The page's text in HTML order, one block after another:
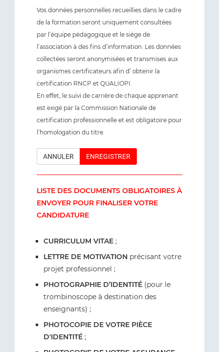
Vos données personnelles recueillies dans le cadre
de la formation seront uniquement consultées
par l’équipe pédagogique et le siège de
l’association à des fins d’information. Les données
collectées seront anonymisées et transmises aux
organismes certificateurs afin d’ obtenir la
certification RNCP et QUALIOPI.
En effet, le suivi de carrière de chaque apprenant
est exigé par la Commission Nationale de
certification professionnelle et est obligatoire pour
l’homologation du titre.
ANNULER ENREGISTRER
LISTE DES DOCUMENTS OBLIGATOIRES À
ENVOYER POUR FINALISER VOTRE
CANDIDATURE
CURRICULUM VITAE ;
LETTRE DE MOTIVATION précisant votre
projet professionnel ;
PHOTOGRAPHIE D’IDENTITÉ (pour le
trombinoscope à destination des
enseignants) ;
PHOTOCOPIE DE VOTRE PIÈCE
D'IDENTITÉ ;